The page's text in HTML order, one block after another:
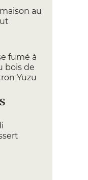
au
fumé à
bois de
Yuzu